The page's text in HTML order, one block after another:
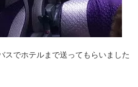
スでホテルまで送ってもらいました